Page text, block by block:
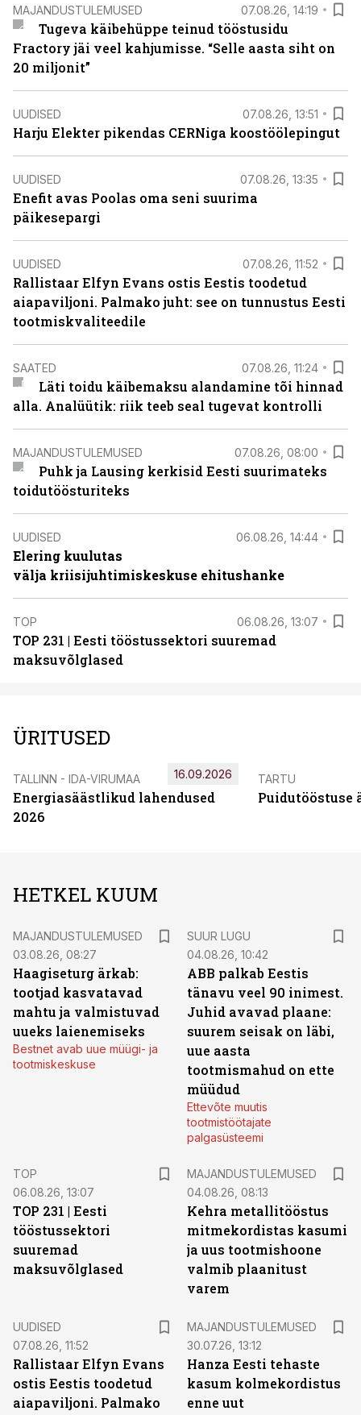
MAJANDUSTULEMUSED 07.08.26, 14:19
Tugeva käibehüppe teinud tööstusidu
Fractory jäi veel kahjumisse. “Selle aasta siht on
20 miljonit”
UUDISED 07.08.26, 13:51
Harju Elekter pikendas CERNiga koostöölepingut
UUDISED 07.08.26, 13:35
Enefit avas Poolas oma seni suurima
päikesepargi
UUDISED 07.08.26, 11:52
Rallistaar Elfyn Evans ostis Eestis toodetud
aiapaviljoni. Palmako juht: see on tunnustus Eesti
tootmiskvaliteedile
SAATED 07.08.26, 11:24
Läti toidu käibemaksu alandamine tõi hinnad
alla. Analüütik: riik teeb seal tugevat kontrolli
MAJANDUSTULEMUSED 07.08.26, 08:00
Puhk ja Lausing kerkisid Eesti suurimateks
toidutöösturiteks
UUDISED 06.08.26, 14:44
Elering kuulutas
välja kriisijuhtimiskeskuse ehitushanke
TOP 06.08.26, 13:07
TOP 231 | Eesti tööstussektori suuremad
maksuvõlglased
ÜRITUSED
TALLINN - IDA-VIRUMAA
Energiasäästlikud lahendused
2026
16.09.2026 TARTU
Puidutööstuse
HETKEL KUUM
MAJANDUSTULEMUSED
03.08.26, 08:27
Haagiseturg ärkab:
tootjad kasvatavad
mahtu ja valmistuvad
uueks laienemiseks
Bestnet avab uue müügi- ja
tootmiskeskuse
SUUR LUGU
04.08.26, 10:42
ABB palkab Eestis
tänavu veel 90 inimest.
Juhid avavad plaane:
suurem seisak on läbi,
uue aasta
tootmismahud on ette
müüdud
Ettevõte muutis
tootmistöötajate
palgasüsteemi
TOP
06.08.26, 13:07
TOP 231 | Eesti
tööstussektori
suuremad
maksuvõlglased
MAJANDUSTULEMUSED
04.08.26, 08:13
Kehra metallitööstus
mitmekordistas kasumi
ja uus tootmishoone
valmib plaanitust
varem
UUDISED
07.08.26, 11:52
Rallistaar Elfyn Evans
ostis Eestis toodetud
aiapaviljoni. Palmako
MAJANDUSTULEMUSED
30.07.26, 13:12
Hanza Eesti tehaste
kasum kolmekordistus
enne uut